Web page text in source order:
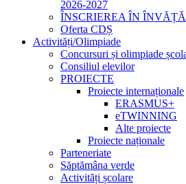
2026-2027
ÎNSCRIEREA ÎN
Oferta CDȘ
Activități/Olimpiade
Concursuri și olimpiade
Consiliul elevilor
PROIECTE
Proiecte internaționale
ERASMUS+
eTWINNING
Alte proiecte
Proiecte naționale
Parteneriate
Săptămâna verde
Activități școlare